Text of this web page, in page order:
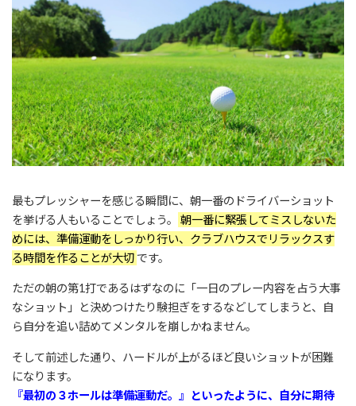
最もプレッシャーを感じる瞬間に、朝一番のドライバーショット
を挙げる人もいることでしょう。
朝一番に緊張してミスしないた
めには、準備運動をしっかり行い、クラブハウスでリラックスす
る時間を作ることが大切です。
ただの朝の第1打であるはずなのに「一日のプレー内容を占う大事
なショット」と決めつけたり験担ぎをするなどしてしまうと、自
ら自分を追い詰めてメンタルを崩しかねません。
そして前述した通り、ハードルが上がるほど良いショットが困難
になります。
『最初の３ホールは準備運動だ。』といったように、自分に期待